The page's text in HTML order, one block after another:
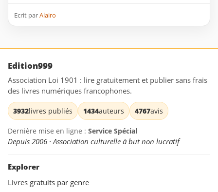
Ecrit parAlairo
Edition999
Association Loi 1901 : lire gratuitement et publier sans frais
des livres numériques francophones.
3932livres publiés 1434auteurs 4767avis
Dernière mise en ligne : Service Spécial
Depuis 2006 · Association culturelle à but non lucratif
Explorer
Livres gratuits par genre